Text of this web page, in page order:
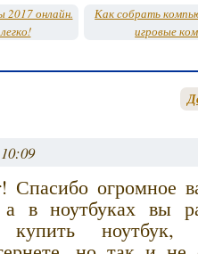
2017 онлайн.
Как собрать
игровые
Спасибо огромное
в ноутбуках вы
купить